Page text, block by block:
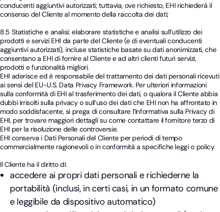
conducenti aggiuntivi autorizzati; tuttavia, ove richiesto, EHI richiederà il
consenso del Cliente al momento della raccolta dei dati;
8.5 Statistiche e analisi: elaborare statistiche e analisi sull’utilizzo dei
prodotti e servizi EHI da parte del Cliente (e di eventuali conducenti
aggiuntivi autorizzati), incluse statistiche basate su dati anonimizzati, che
consentano a EHI di fornire al Cliente e ad altri clienti futuri servizi,
prodotti e funzionalità migliori.
EHI aderisce ed è responsabile del trattamento dei dati personali ricevuti
ai sensi del EU-U.S. Data Privacy Framework. Per ulteriori informazioni
sulla conformità di EHI al trasferimento dei dati, o qualora il Cliente abbia
dubbi irrisolti sulla privacy o sull’uso dei dati che EHI non ha affrontato in
modo soddisfacente, si prega di consultare l’Informativa sulla Privacy di
EHI, per trovare maggiori dettagli su come contattare il fornitore terzo di
EHI per la risoluzione delle controversie.
EHI conserva i Dati Personali del Cliente per periodi di tempo
commercialmente ragionevoli o in conformità a specifiche leggi o policy.
Il Cliente ha il diritto di:
accedere ai propri dati personali e richiederne la
portabilità (inclusi, in certi casi, in un formato comune
e leggibile da dispositivo automatico)